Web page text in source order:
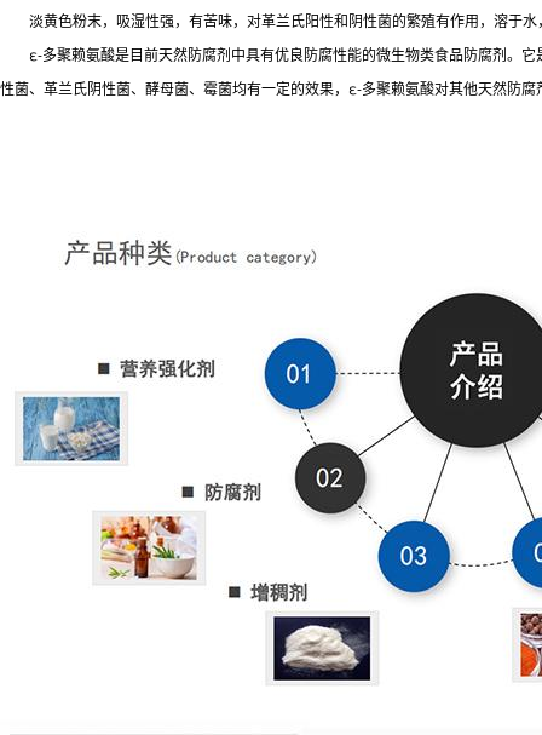
淡黄色粉末，吸湿性强，有苦味，对革兰氏阳性和阴性菌的繁殖有作用，溶于
ε-多聚赖氨酸是目前天然防腐剂中具有优良防腐性能的微生物类食品防腐剂。它
性菌、革兰氏阴性菌、酵母菌、霉菌均有一定的效果，ε-多聚赖氨酸对其他天然防